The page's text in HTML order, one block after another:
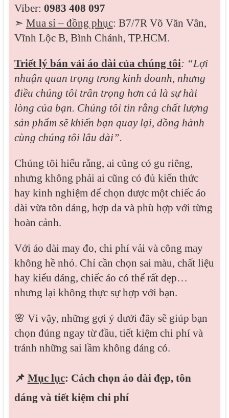
Viber: 0983 408 097
➣ Mua sỉ – đồng phục: B7/7R Võ Văn Vân,
Vĩnh Lộc B, Bình Chánh, TP.HCM.
Triết lý bán vải áo dài của chúng tôi: “Lợi
nhuận quan trọng trong kinh doanh, nhưng
điều chúng tôi trân trọng hơn cả là sự hài
lòng của bạn. Chúng tôi tin rằng chất lượng
sản phẩm sẽ khiến bạn quay lại, đồng hành
cùng chúng tôi lâu dài”.
Chúng tôi hiểu rằng, ai cũng có gu riêng,
nhưng không phải ai cũng có đủ kiến thức
hay kinh nghiệm để chọn được một chiếc áo
dài vừa tôn dáng, hợp da và phù hợp với từng
hoàn cảnh.
Với áo dài may đo, chi phí vải và công may
không hề nhỏ. Chỉ cần chọn sai màu, chất liệu
hay kiểu dáng, chiếc áo có thể rất đẹp…
nhưng lại không thực sự hợp với bạn.
🌸 Vì vậy, những gợi ý dưới đây sẽ giúp bạn
chọn đúng ngay từ đầu, tiết kiệm chi phí và
tránh những sai lầm không đáng có.
📌 Mục lục: Cách chọn áo dài đẹp, tôn
dáng và tiết kiệm chi phí